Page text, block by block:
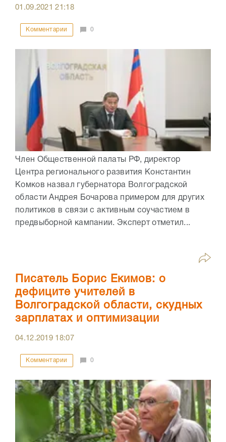
01.09.202121:18
Комментарии 0
Член Общественной палаты РФ, директор
Центра регионального развития Константин
Комков назвал губернатора Волгоградской
области Андрея Бочарова примером для других
политиков в связи с активным соучастием в
предвыборной кампании. Эксперт отметил...
Писатель Борис Екимов: о
дефиците учителей в
Волгоградской области, скудных
зарплатах и оптимизации
04.12.2019 18:07
Комментарии 0